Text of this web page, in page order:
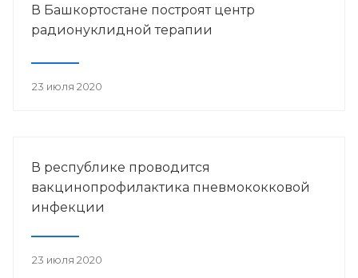
В Башкортостане построят центр
радионуклидной терапии
23 июля 2020
В республике проводится
вакцинопрофилактика пневмококковой
инфекции
23 июля 2020